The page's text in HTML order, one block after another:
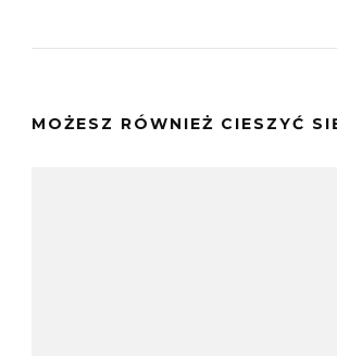
MOŻESZ RÓWNIEŻ CIESZYĆ